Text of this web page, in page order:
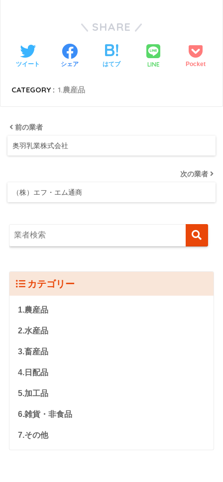
SHARE
ツイート シェア はてブ LINE Pocket
CATEGORY : 1.農産品
前の業者
奥羽乳業株式会社
次の業者
（株）エフ・エム通商
カテゴリー
1.農産品
2.水産品
3.畜産品
4.日配品
5.加工品
6.雑貨・非食品
7.その他